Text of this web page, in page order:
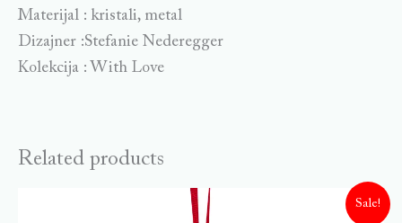
Materijal : kristali, metal
Dizajner :Stefanie Nederegger
Kolekcija : With Love
Related products
Sale!